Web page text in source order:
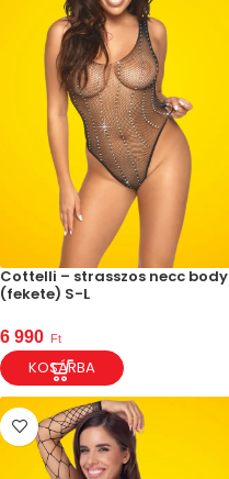
Cottelli – strasszos necc body
(fekete) S-L
6 990 Ft
KOSÁRBA